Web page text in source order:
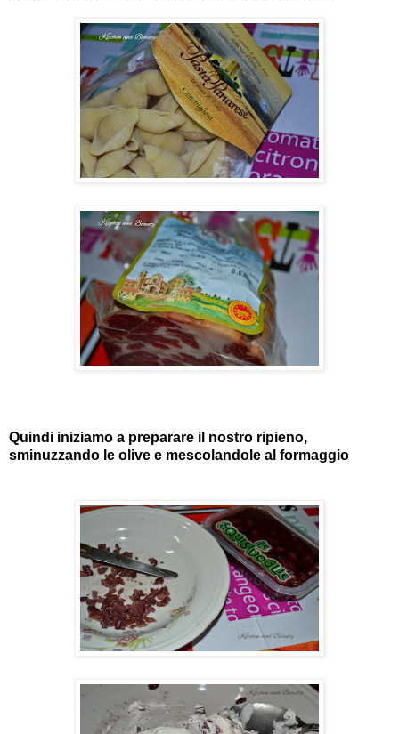
Quindi iniziamo a preparare il nostro ripieno,
sminuzzando le olive e mescolandole al formaggio